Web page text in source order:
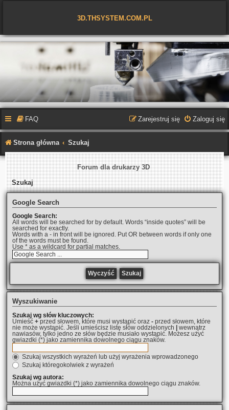
3D.THSYSTEM.COM.PL
FAQ Zaloguj się
Zarejestruj się
Strona główna Szukaj
Forum dla drukarzy 3D
Szukaj
Google Search
Google Search:
All words will be searched for by default. Words “inside quotes” will be
searched for exactly.
Words with a - in front will be ignored. Put OR between words if only one
of the words must be found.
Use * as a wildcard for partial matches.
Wyszukiwanie
Szukaj wg słów kluczowych:
Umieść +przed słowem, które musi wystąpić oraz -przed słowem, które
nie może wystąpić. Jeśli umieścisz listę słów oddzielonych
wewnątrz
nawiasów, tylko jedno ze słów będzie musiało wystąpić. Możesz użyć
gwiazdki (*) jako zamiennika dowolnego ciągu znaków.
Szukaj wszystkich wyrażeń lub użyj wyrażenia wprowadzonego
Szukaj któregokolwiek z wyrażeń
Szukaj wg autora:
Można użyć gwiazdki (*) jako zamiennika dowolnego ciągu znaków.